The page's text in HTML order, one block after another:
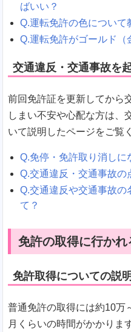
ばいい？
Q.運転免許の色について
Q.運転免許がゴールド（
交通違反・交通事故を
前回免許証を更新してから
しまい不安や心配な方は、
いて説明したページをご覧
Q.免停・免許取り消しに
Q.交通違反・交通事故の
Q.交通違反や交通事故の
て？
免許の取得に行かれ
免許取得についての説明
普通免許の取得には約10万
月くらいの時間がかかりま